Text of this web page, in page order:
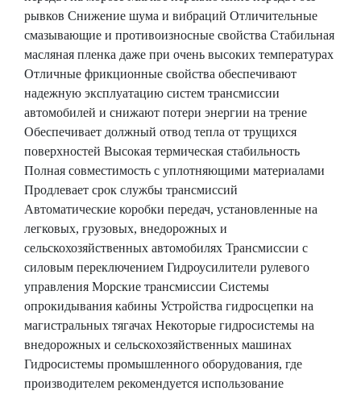
рывков Снижение шума и вибраций Отличительные
смазывающие и противоизносные свойства Стабильная
масляная пленка даже при очень высоких температурах
Отличные фрикционные свойства обеспечивают
надежную эксплуатацию систем трансмиссии
автомобилей и снижают потери энергии на трение
Обеспечивает должный отвод тепла от трущихся
поверхностей Высокая термическая стабильность
Полная совместимость с уплотняющими материалами
Продлевает срок службы трансмиссий
Автоматические коробки передач, установленные на
легковых, грузовых, внедорожных и
сельскохозяйственных автомобилях Трансмиссии с
силовым переключением Гидроусилители рулевого
управления Морские трансмиссии Системы
опрокидывания кабины Устройства гидросцепки на
магистральных тягачах Некоторые гидросистемы на
внедорожных и сельскохозяйственных машинах
Гидросистемы промышленного оборудования, где
производителем рекомендуется использование